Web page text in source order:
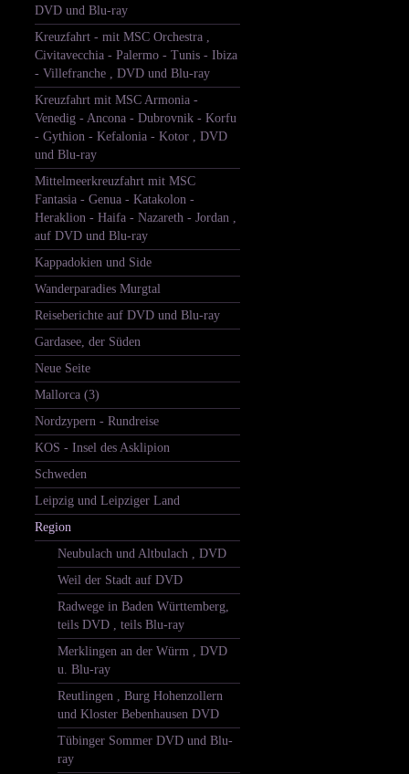
DVD und Blu-ray
Kreuzfahrt - mit MSC Orchestra ,
Civitavecchia - Palermo - Tunis - Ibiza
- Villefranche , DVD und Blu-ray
Kreuzfahrt mit MSC Armonia -
Venedig - Ancona - Dubrovnik - Korfu
- Gythion - Kefalonia - Kotor , DVD
und Blu-ray
Mittelmeerkreuzfahrt mit MSC
Fantasia - Genua - Katakolon -
Heraklion - Haifa - Nazareth - Jordan ,
auf DVD und Blu-ray
Kappadokien und Side
Wanderparadies Murgtal
Reiseberichte auf DVD und Blu-ray
Gardasee, der Süden
Neue Seite
Mallorca (3)
Nordzypern - Rundreise
KOS - Insel des Asklipion
Schweden
Leipzig und Leipziger Land
Region
Neubulach und Altbulach , DVD
Weil der Stadt auf DVD
Radwege in Baden Württemberg,
teils DVD , teils Blu-ray
Merklingen an der Würm , DVD
u. Blu-ray
Reutlingen , Burg Hohenzollern
und Kloster Bebenhausen DVD
Tübinger Sommer DVD und Blu-
ray